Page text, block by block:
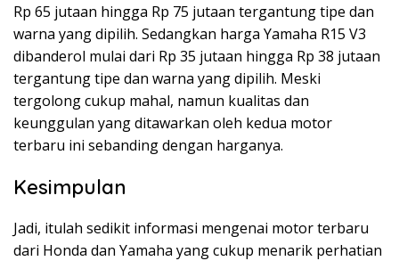
Rp 65 jutaan hingga Rp 75 jutaan tergantung tipe dan
warna yang dipilih. Sedangkan harga Yamaha R15 V3
dibanderol mulai dari Rp 35 jutaan hingga Rp 38 jutaan
tergantung tipe dan warna yang dipilih. Meski
tergolong cukup mahal, namun kualitas dan
keunggulan yang ditawarkan oleh kedua motor
terbaru ini sebanding dengan harganya.
Kesimpulan
Jadi, itulah sedikit informasi mengenai motor terbaru
dari Honda dan Yamaha yang cukup menarik perhatian